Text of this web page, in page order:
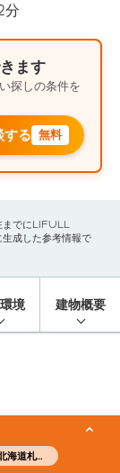
北海道札幌市中央区
分
ます
探しの条件を
する 無料
までにLIFULL
成した参考情報で
境 建物概要